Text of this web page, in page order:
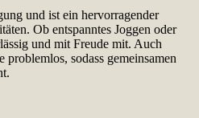
und ist ein hervorragender
Ob entspanntes Joggen oder
und mit Freude mit. Auch
problemlos, sodass gemeinsamen